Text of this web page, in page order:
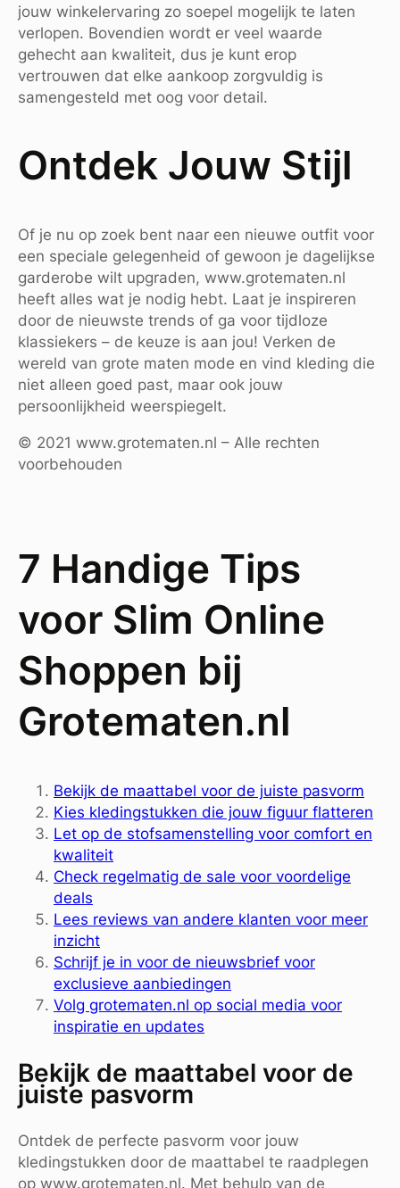
jouw winkelervaring zo soepel mogelijk te laten
verlopen. Bovendien wordt er veel waarde
gehecht aan kwaliteit, dus je kunt erop
vertrouwen dat elke aankoop zorgvuldig is
samengesteld met oog voor detail.
Ontdek Jouw Stijl
Of je nu op zoek bent naar een nieuwe outfit voor
een speciale gelegenheid of gewoon je dagelijkse
garderobe wilt upgraden, www.grotematen.nl
heeft alles wat je nodig hebt. Laat je inspireren
door de nieuwste trends of ga voor tijdloze
klassiekers – de keuze is aan jou! Verken de
wereld van grote maten mode en vind kleding die
niet alleen goed past, maar ook jouw
persoonlijkheid weerspiegelt.
© 2021 www.grotematen.nl – Alle rechten
voorbehouden
7 Handige Tips
voor Slim Online
Shoppen bij
Grotematen.nl
Bekijk de maattabel voor de juiste pasvorm
Kies kledingstukken die jouw figuur flatteren
Let op de stofsamenstelling voor comfort en
kwaliteit
Check regelmatig de sale voor voordelige
deals
Lees reviews van andere klanten voor meer
inzicht
Schrijf je in voor de nieuwsbrief voor
exclusieve aanbiedingen
Volg grotematen.nl op social media voor
inspiratie en updates
Bekijk de maattabel voor de
juiste pasvorm
Ontdek de perfecte pasvorm voor jouw
kledingstukken door de maattabel te raadplegen
op www.grotematen.nl. Met behulp van de